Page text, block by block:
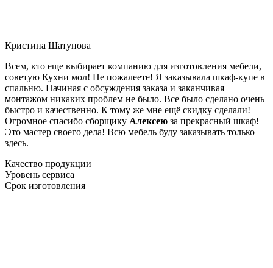
Кристина Шатунова
Всем, кто еще выбирает компанию для изготовления мебели,
советую Кухни мол! Не пожалеете! Я заказывала шкаф-купе в
спальню. Начиная с обсуждения заказа и заканчивая
монтажом никаких проблем не было. Все было сделано очень
быстро и качественно. К тому же мне ещё скидку сделали!
Огромное спасибо сборщику Алексею за прекрасный шкаф!
Это мастер своего дела! Всю мебель буду заказывать только
здесь.
Качество продукции
Уровень сервиса
Срок изготовления